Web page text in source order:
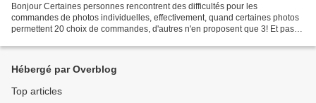
Bonjour Certaines personnes rencontrent des difficultés pour les
commandes de photos individuelles, effectivement, quand certaines photos
permettent 20 choix de commandes, d'autres n'en proposent que 3! Et pas
Hébergé par Overblog
Top articles